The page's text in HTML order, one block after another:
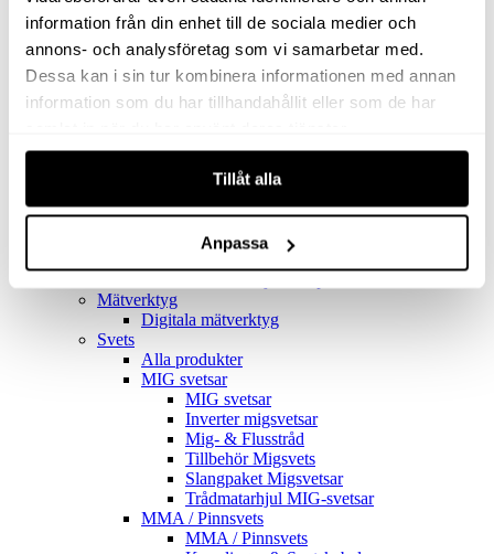
information från din enhet till de sociala medier och
annons- och analysföretag som vi samarbetar med.
Dessa kan i sin tur kombinera informationen med annan
information som du har tillhandahållit eller som de har
Tillåt alla
Anpassa
Golv- & Kombinationsmunstycke
Munstycke
Motor
Reservdelar dammsugare
Rör & handtag
Uppsamlingspåsar
Alla produkter
Mätverktyg
Digitala mätverktyg
Svets
Alla produkter
MIG svetsar
MIG svetsar
Inverter migsvetsar
Mig- & Flusstråd
Tillbehör Migsvets
Slangpaket Migsvetsar
Trådmatarhjul MIG-svetsar
MMA / Pinnsvets
MMA / Pinnsvets